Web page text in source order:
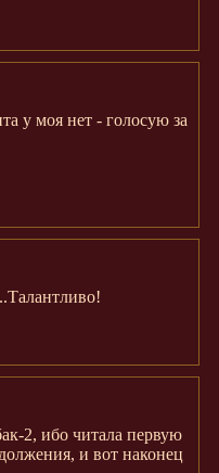
у моя нет - голосую за
2, ибо читала первую
и вот наконец